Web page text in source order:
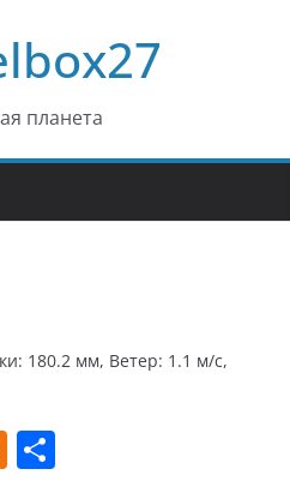
планета
180.2 мм, Ветер: 1.1 м/с,
O